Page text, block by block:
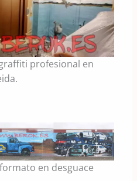
profesional en
en desguace